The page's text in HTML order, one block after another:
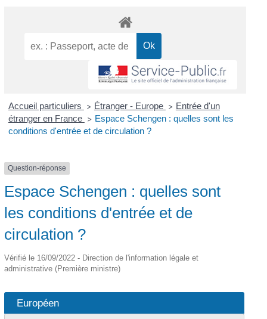
Accueil particuliers > Étranger - Europe > Entrée d'un
étranger en France > Espace Schengen : quelles sont les
conditions d'entrée et de circulation ?
Question-réponse
Espace Schengen : quelles sont
les conditions d'entrée et de
circulation ?
Vérifié le 16/09/2022 - Direction de l'information légale et
administrative (Première ministre)
Européen